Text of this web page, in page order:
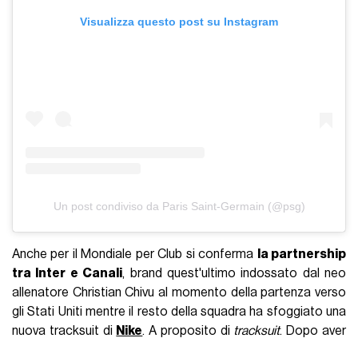
Visualizza questo post su Instagram
Un post condiviso da Paris Saint-Germain (@psg)
Anche per il Mondiale per Club si conferma
la partnership
tra Inter e Canali, brand quest'ultimo indossato dal neo
allenatore Christian Chivu al momento della partenza verso
gli Stati Uniti mentre il resto della squadra ha sfoggiato una
nuova tracksuit di Nike. A proposito di tracksuit. Dopo aver